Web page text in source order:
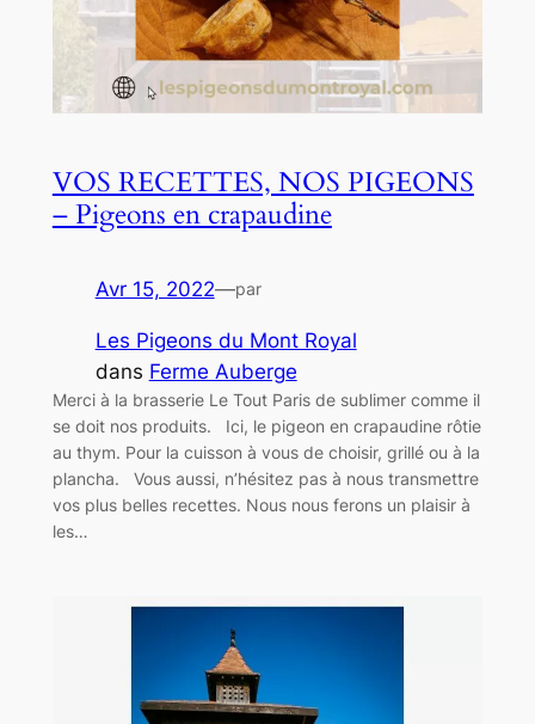
VOS RECETTES, NOS PIGEONS
– Pigeons en crapaudine
Avr 15, 2022—par
Les Pigeons du Mont Royal
dans Ferme Auberge
Merci à la brasserie Le Tout Paris de sublimer comme il
se doit nos produits. Ici, le pigeon en crapaudine rôtie
au thym. Pour la cuisson à vous de choisir, grillé ou à la
plancha. Vous aussi, n’hésitez pas à nous transmettre
vos plus belles recettes. Nous nous ferons un plaisir à
les…